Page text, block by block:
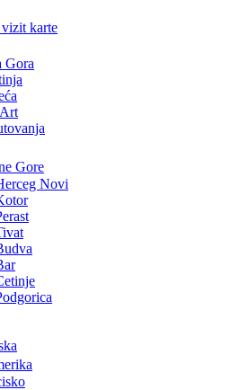
karte
Gora
Gore
Novi